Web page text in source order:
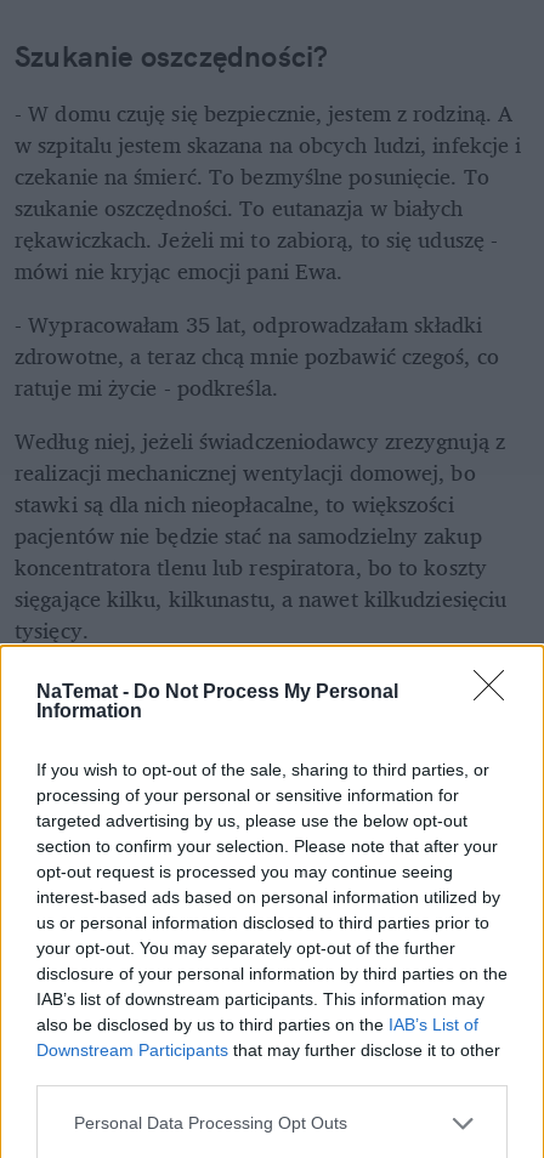
NaTemat - Do Not Process My Personal
Information
If you wish to opt-out of the sale, sharing to third parties, or
processing of your personal or sensitive information for
targeted advertising by us, please use the below opt-out
section to confirm your selection. Please note that after your
opt-out request is processed you may continue seeing
interest-based ads based on personal information utilized by
us or personal information disclosed to third parties prior to
your opt-out. You may separately opt-out of the further
disclosure of your personal information by third parties on the
IAB’s list of downstream participants. This information may
also be disclosed by us to third parties on the IAB’s List of
Downstream Participants that may further disclose it to other
Personal Data Processing Opt Outs
Szukanie oszczędności?
- W domu czuję się bezpiecznie, jestem z rodziną. A
w szpitalu jestem skazana na obcych ludzi, infekcje i
czekanie na śmierć. To bezmyślne posunięcie. To
szukanie oszczędności. To eutanazja w białych
rękawiczkach. Jeżeli mi to zabiorą, to się uduszę -
mówi nie kryjąc emocji pani Ewa.
- Wypracowałam 35 lat, odprowadzałam składki
zdrowotne, a teraz chcą mnie pozbawić czegoś, co
ratuje mi życie - podkreśla.
Według niej, jeżeli świadczeniodawcy zrezygnują z
realizacji mechanicznej wentylacji domowej, bo
stawki są dla nich nieopłacalne, to większości
pacjentów nie będzie stać na samodzielny zakup
koncentratora tlenu lub respiratora, bo to koszty
sięgające kilku, kilkunastu, a nawet kilkudziesięciu
tysięcy.
W przypadku każdego ataku duszności
będzie wzywać karetkę. A ta może nie zdążyć
potrzebny jest natychmiast.
Jeżeli nawet ktoś sprzęt kupi samodzielnie, to bez
fachowego personelu może nie do końca dobrze z
niego korzystać.
- To bardzo ważne, że w ramach świadczenia jest
opieka fachowych osób. To bardzo potrzebne osoby.
Ktoś musi to kontrolować: jak ja oddycham, ile
godzin, czy prawidłowo, czy są dobre ustawiennia,
zna się na tym - mówi nam chora na PoChP